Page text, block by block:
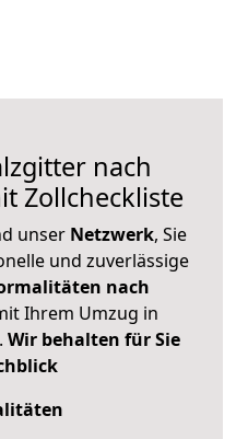
nach
Zollcheckliste
unser Netzwerk, Sie
und zuverlässige
nach
Ihrem Umzug in
Wir behalten für Sie